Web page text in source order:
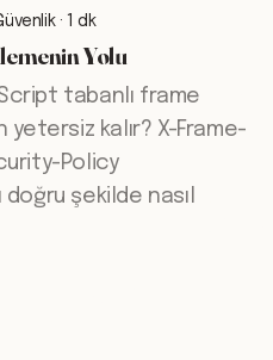
· 1 dk
Yolu
tabanlı frame
kalır? X-Frame-
Policy
doğru şekilde nasıl